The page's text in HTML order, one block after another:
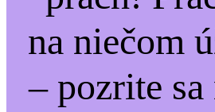
na niečom
– pozrite sa